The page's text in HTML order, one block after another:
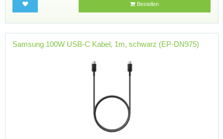
Bestellen
Samsung 100W USB-C Kabel, 1m, schwarz (EP-DN975)